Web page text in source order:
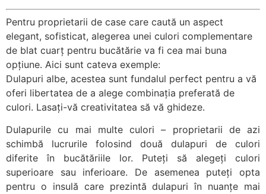
Pentru proprietarii de case care caută un aspect
elegant, sofisticat, alegerea unei culori complementare
de blat cuarț pentru bucătărie va fi cea mai buna
opțiune. Aici sunt cateva exemple:
Dulapuri albe, acestea sunt fundalul perfect pentru a vă
oferi libertatea de a alege combinația preferată de
culori. Lasați-vă creativitatea să vă ghideze.
Dulapurile cu mai multe culori – proprietarii de azi
schimbă lucrurile folosind două dulapuri de culori
diferite în bucătăriile lor. Puteți să alegeți culori
superioare sau inferioare. De asemenea puteți opta
pentru o insulă care prezintă dulapuri în nuanțe mai